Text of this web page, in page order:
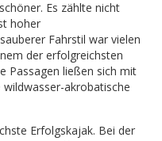
Es zählte nicht
hoher
Fahrstil war vielen
der erfolgreichsten
Passagen ließen sich mit
akrobatische
Erfolgskajak. Bei der